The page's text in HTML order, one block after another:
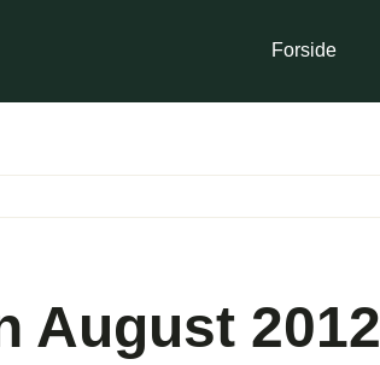
Forside
August 2012